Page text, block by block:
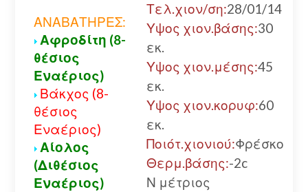
ΑΝΑΒΑΤΗΡΕΣ:
Αφροδίτη (8-
θέσιος
Εναέριος)
Βάκχος (8-
θέσιος
Εναέριος)
Αίολος
(Διθέσιος
Εναέριος)
Τελ.χιον/ση:28/01/14
Υψος χιον.βάσης:30
εκ.
Υψος χιον.μέσης:45
εκ.
Υψος χιον.κορυφ:60
εκ.
Ποιότ.χιονιού:Φρέσκο
Θερμ.βάσης:-2c
Ν μέτριος